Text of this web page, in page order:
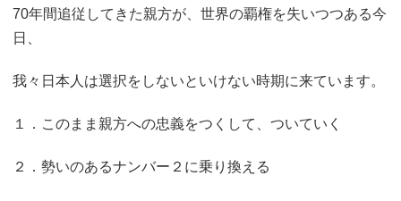
70年間追従してきた親方が、世界の覇権を失いつつある今
日、
我々日本人は選択をしないといけない時期に来ています。
１．このまま親方への忠義をつくして、ついていく
２．勢いのあるナンバー２に乗り換える